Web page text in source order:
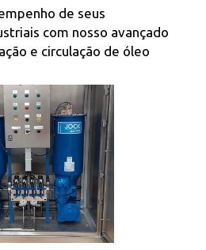
de seus
com nosso avançado
e circulação de óleo